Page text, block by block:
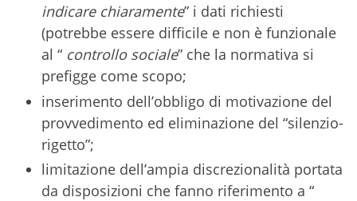
indicare chiaramente” i dati richiesti
(potrebbe essere difficile e non è funzionale
al “ controllo sociale” che la normativa si
prefigge come scopo;
inserimento dell’obbligo di motivazione del
provvedimento ed eliminazione del “silenzio-
rigetto”;
limitazione dell’ampia discrezionalità portata
da disposizioni che fanno riferimento a “